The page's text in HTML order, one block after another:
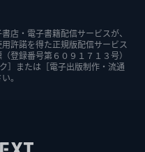
店・電子書籍配信サービスが、
許諾を得た正規版配信サービス
登録番号第６０９１７１３号）
］または［電子出版制作・流通
。